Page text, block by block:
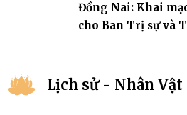
Đồng Nai: Khai
cho Ban Trị sự và
Lịch sử - Nhân Vật